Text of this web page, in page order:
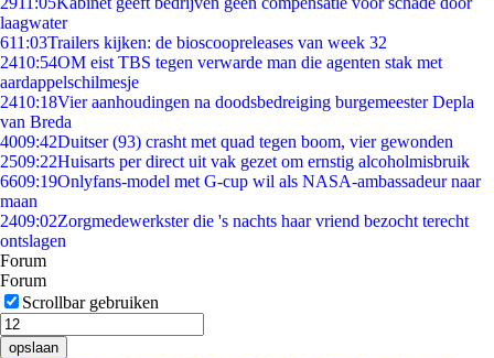
laagwater
611:03Trailers kijken: de bioscoopreleases van week 32
2410:54OM eist TBS tegen verwarde man die agenten stak met
aardappelschilmesje
2410:18Vier aanhoudingen na doodsbedreiging burgemeester Depla
van Breda
4009:42Duitser (93) crasht met quad tegen boom, vier gewonden
2509:22Huisarts per direct uit vak gezet om ernstig alcoholmisbruik
6609:19Onlyfans-model met G-cup wil als NASA-ambassadeur naar
maan
2409:02Zorgmedewerkster die 's nachts haar vriend bezocht terecht
ontslagen
Forum
Forum
Scrollbar gebruiken
opslaan